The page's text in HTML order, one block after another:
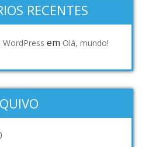
RECENTES
em Olá, mundo!